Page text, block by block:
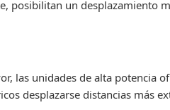
posibilitan un desplazamiento
las unidades de alta potencia
desplazarse distancias más